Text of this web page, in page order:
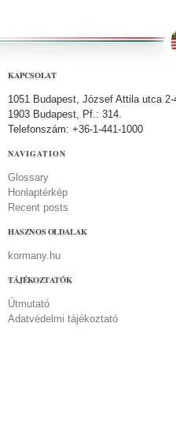
KAPCSOLAT
1051 Budapest, József Attila utca 2-
1903 Budapest, Pf.: 314.
Telefonszám: +36-1-441-1000
NAVIGATION
Glossary
Honlaptérkép
Recent posts
HASZNOS OLDALAK
kormany.hu
TÁJÉKOZTATÓK
Útmutató
Adatvédelmi tájékoztató